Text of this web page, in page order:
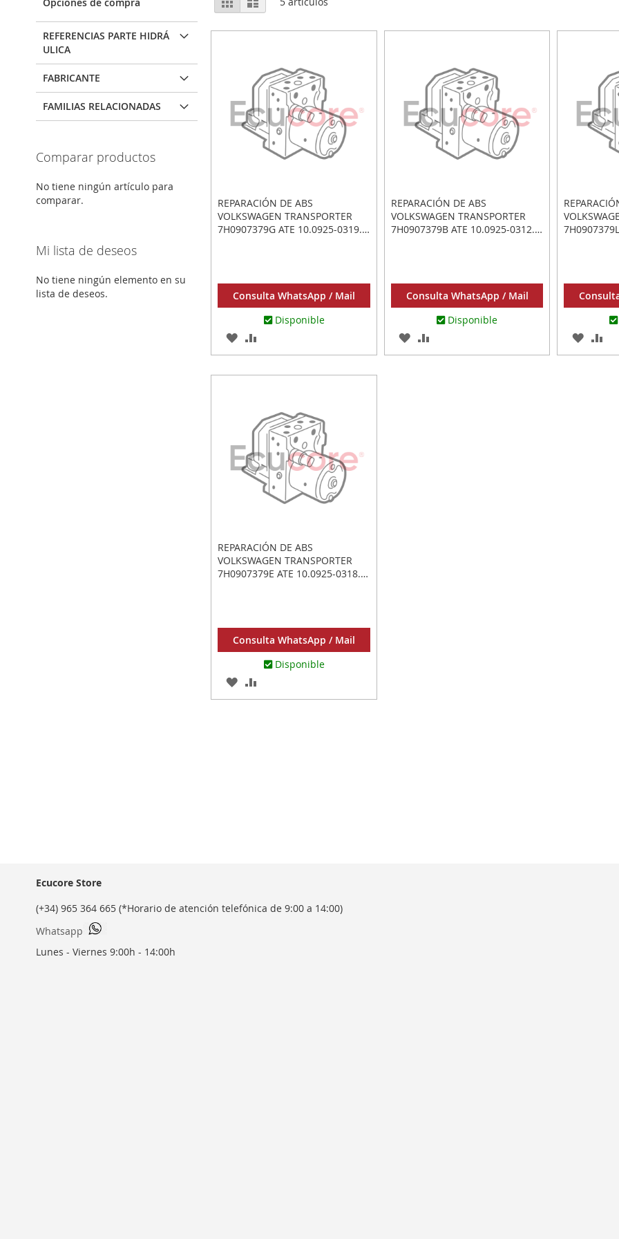
como
REPARACIÓN DE ABS
VOLKSWAGEN TRANSPORTER
7H0907379G ATE 10.0925-0319.3
Consulta WhatsApp / Mail
Disponible
AGREGAR
A
PARA
REPARACIÓN DE ABS
VOLKSWAGEN TRANSPORTER
7H0907379B ATE 10.0925-0312.3
Consulta WhatsApp / Mail
Disponible
AGREGAR
A
PARA
A
REPARACIÓN DE ABS
VOLKSWAGEN TRANSPORTER
7H0907379E ATE 10.0925-0318.3
Consulta WhatsApp / Mail
Disponible
AGREGAR
A
PARA
REFERENCIAS PARTE HIDRÁ
ULICA
FABRICANTE
FAMILIAS RELACIONADAS
Comparar productos
No tiene ningún artículo para
comparar.
Mi lista de deseos
No tiene ningún elemento en su
lista de deseos.
Ecucore Store
(+34) 965 364 665 (*Horario de atención telefónica de 9:00 a 14:00)
Whatsapp
Lunes - Viernes 9:00h - 14:00h